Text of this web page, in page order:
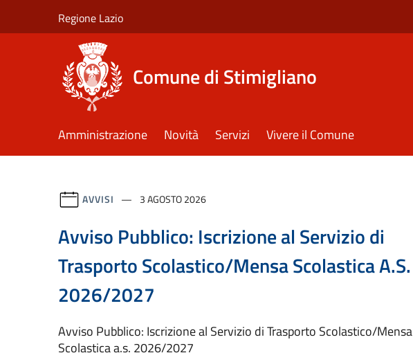
Regione Lazio
Comune di Stimigliano
Amministrazione Novità Servizi Vivere il Comune
AVVISI 3 AGOSTO 2026
Avviso Pubblico: Iscrizione al Servizio di
Trasporto Scolastico/Mensa Scolastica A.S.
2026/2027
Avviso Pubblico: Iscrizione al Servizio di Trasporto Scolastico/Mensa
Scolastica a.s. 2026/2027